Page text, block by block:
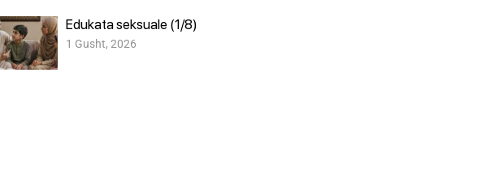
Edukata seksuale (1/8)
1 Gusht, 2026